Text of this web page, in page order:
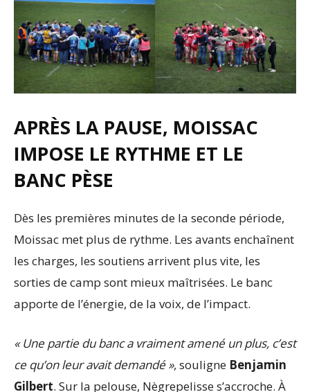
APRÈS LA PAUSE, MOISSAC
IMPOSE LE RYTHME ET LE
BANC PÈSE
Dès les premières minutes de la seconde période,
Moissac met plus de rythme. Les avants enchaînent
les charges, les soutiens arrivent plus vite, les
sorties de camp sont mieux maîtrisées. Le banc
apporte de l’énergie, de la voix, de l’impact.
« Une partie du banc a vraiment amené un plus, c’est
ce qu’on leur avait demandé », souligne Benjamin
Gilbert. Sur la pelouse, Nègrepelisse s’accroche. À